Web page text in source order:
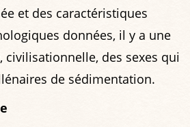
et des caractéristiques
données, il y a une
des sexes qui
de sédimentation.